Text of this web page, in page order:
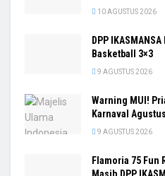
10 AGUSTUS 2026
DPP
Basketball 3×3
9 AGUSTUS 2026
Warning MUI!
Karnaval
9 AGUSTUS 2026
Flamoria 75 Fun
Masih DPP